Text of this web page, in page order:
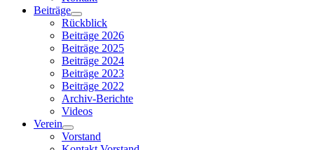
Beiträge
Rückblick
Beiträge 2026
Beiträge 2025
Beiträge 2024
Beiträge 2023
Beiträge 2022
Archiv-Berichte
Videos
Verein
Vorstand